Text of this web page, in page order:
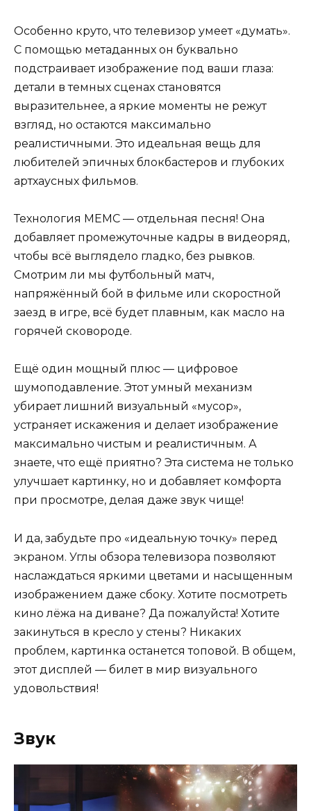
Особенно круто, что телевизор умеет «думать».
С помощью метаданных он буквально
подстраивает изображение под ваши глаза:
детали в темных сценах становятся
выразительнее, а яркие моменты не режут
взгляд, но остаются максимально
реалистичными. Это идеальная вещь для
любителей эпичных блокбастеров и глубоких
артхаусных фильмов.
Технология MEMC — отдельная песня! Она
добавляет промежуточные кадры в видеоряд,
чтобы всё выглядело гладко, без рывков.
Смотрим ли мы футбольный матч,
напряжённый бой в фильме или скоростной
заезд в игре, всё будет плавным, как масло на
горячей сковороде.
Ещё один мощный плюс — цифровое
шумоподавление. Этот умный механизм
убирает лишний визуальный «мусор»,
устраняет искажения и делает изображение
максимально чистым и реалистичным. А
знаете, что ещё приятно? Эта система не только
улучшает картинку, но и добавляет комфорта
при просмотре, делая даже звук чище!
И да, забудьте про «идеальную точку» перед
экраном. Углы обзора телевизора позволяют
наслаждаться яркими цветами и насыщенным
изображением даже сбоку. Хотите посмотреть
кино лёжа на диване? Да пожалуйста! Хотите
закинуться в кресло у стены? Никаких
проблем, картинка останется топовой. В общем,
этот дисплей — билет в мир визуального
удовольствия!
Звук